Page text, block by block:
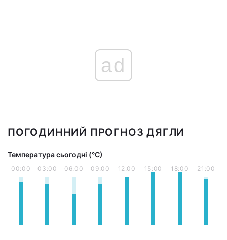
ad
ПОГОДИННИЙ ПРОГНОЗ ДЯГЛИ
Температура сьогодні (°С)
00:00 03:00 06:00 09:00 12:00 15:00 18:00 21:00